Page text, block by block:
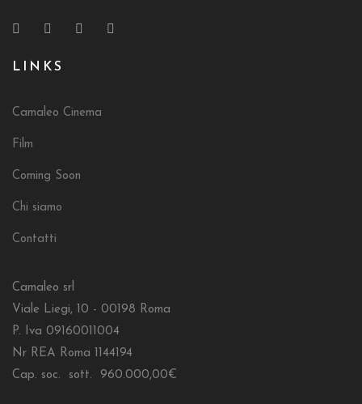
LINKS
Camaleo Cinema
Film
Coming Soon
Chi siamo
Contatti
Camaleo srl
Viale Liegi, 10 - 00198 Roma
P. Iva 09160011004
Nr REA Roma 1144194
Cap. soc. sott. 960.000,00€